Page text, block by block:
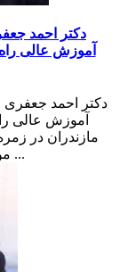
دکتر احمد
آموزش عالی
دکتر احمد
آموزش عالی
مازندران در
موسسه استنادی و پایش علم و ...